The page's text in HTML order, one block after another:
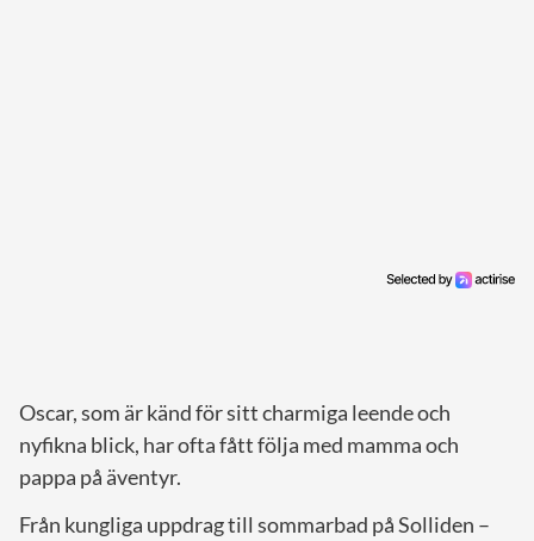
Oscar, som är känd för sitt charmiga leende och
nyfikna blick, har ofta fått följa med mamma och
pappa på äventyr.
Från kungliga uppdrag till sommarbad på Solliden –